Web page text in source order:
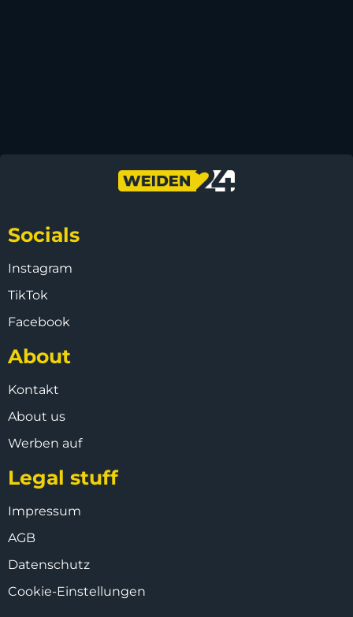
Socials
Instagram
TikTok
Facebook
About
Kontakt
About us
Werben auf
Legal stuff
Impressum
AGB
Datenschutz
Cookie-Einstellungen